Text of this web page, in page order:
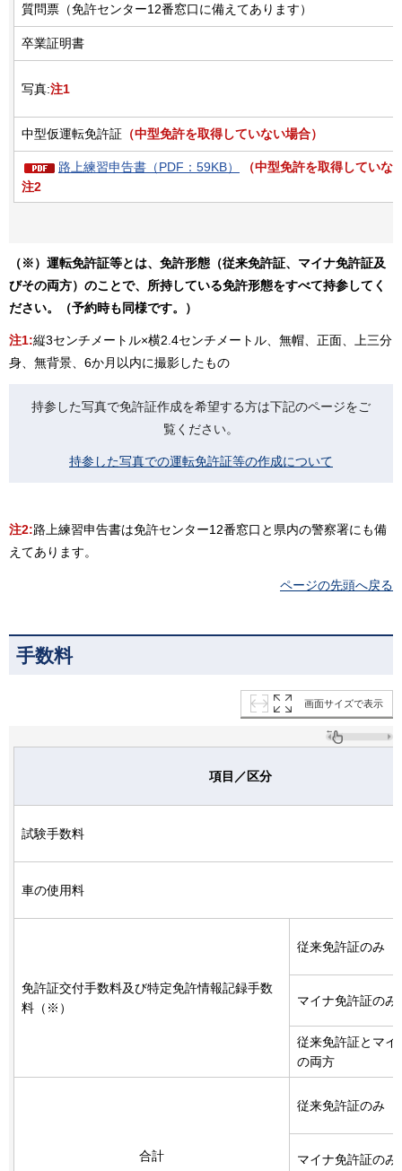
質問票（免許センター12番窓口に備えてあります）
卒業証明書
写真:注1
中型仮運転免許証 （中型免許を取得していない場合）
路上練習申告書（PDF：59KB）
（中型免許を取得していな
注2
（※）運転免許証等とは、免許形態（従来免許証、マイナ免許証及
びその両方）のことで、所持している免許形態をすべて持参してく
ださい。（予約時も同様です。）
注1:縦3センチメートル×横2.4センチメートル、無帽、正面、上三分
身、無背景、6か月以内に撮影したもの
持参した写真で免許証作成を希望する方は下記のページをご
覧ください。
持参した写真での運転免許証等の作成について
注2:路上練習申告書は免許センター12番窓口と県内の警察署にも備
えてあります。
ページの先頭へ戻る
手数料
画面サイズで表示
項目／区分
試験手数料
車の使用料
免許証交付手数料及び特定免許情報記録手数
料（※）
従来免許証のみ
マイナ免許証のみ
従来免許証とマイ
の両方
合計
従来免許証のみ
マイナ免許証のみ